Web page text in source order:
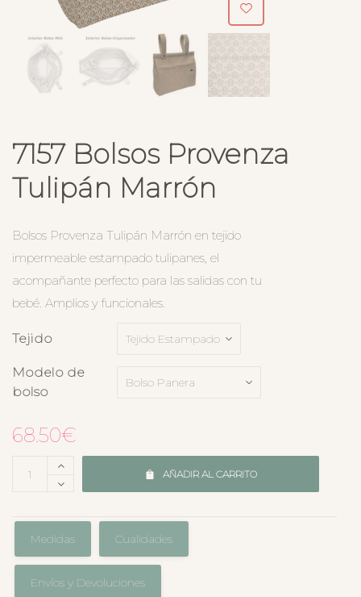
7157 Bolsos Provenza
Tulipán Marrón
Bolsos Provenza Tulipán Marrón en tejido
impermeable estampado tulipanes, el
acompañante perfecto para las salidas con tu
bebé. Amplios y funcionales.
Tejido
Modelo de
bolso
68.50€
AÑADIR AL CARRITO
Medidas Cualidades
Envíos y Devoluciones